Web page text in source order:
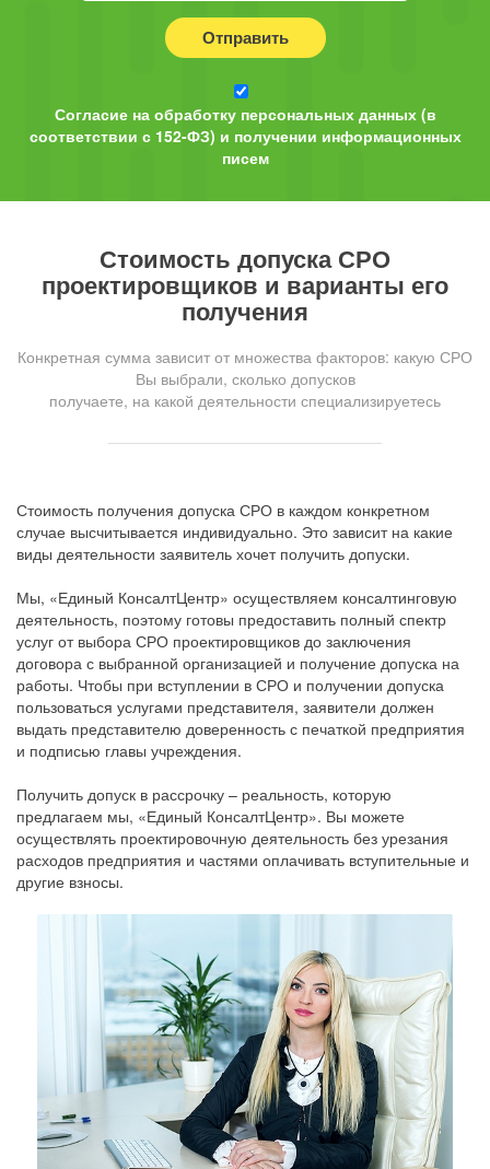
Отправить
Согласие на обработку персональных данных (в
соответствии с 152-ФЗ) и получении информационных
писем
Стоимость допуска СРО
проектировщиков и варианты его
получения
Конкретная сумма зависит от множества факторов: какую СРО
Вы выбрали, сколько допусков
получаете, на какой деятельности специализируетесь
Стоимость получения допуска СРО в каждом конкретном
случае высчитывается индивидуально. Это зависит на какие
виды деятельности заявитель хочет получить допуски.
Мы, «Единый КонсалтЦентр» осуществляем консалтинговую
деятельность, поэтому готовы предоставить полный спектр
услуг от выбора СРО проектировщиков до заключения
договора с выбранной организацией и получение допуска на
работы. Чтобы при вступлении в СРО и получении допуска
пользоваться услугами представителя, заявители должен
выдать представителю доверенность с печаткой предприятия
и подписью главы учреждения.
Получить допуск в рассрочку – реальность, которую
предлагаем мы, «Единый КонсалтЦентр». Вы можете
осуществлять проектировочную деятельность без урезания
расходов предприятия и частями оплачивать вступительные и
другие взносы.